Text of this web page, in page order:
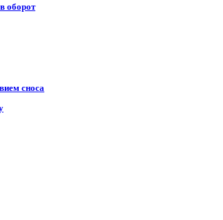
оборот
сноса